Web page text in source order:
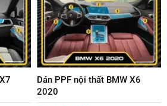
Dán PPF nội thất BMW X6
2020